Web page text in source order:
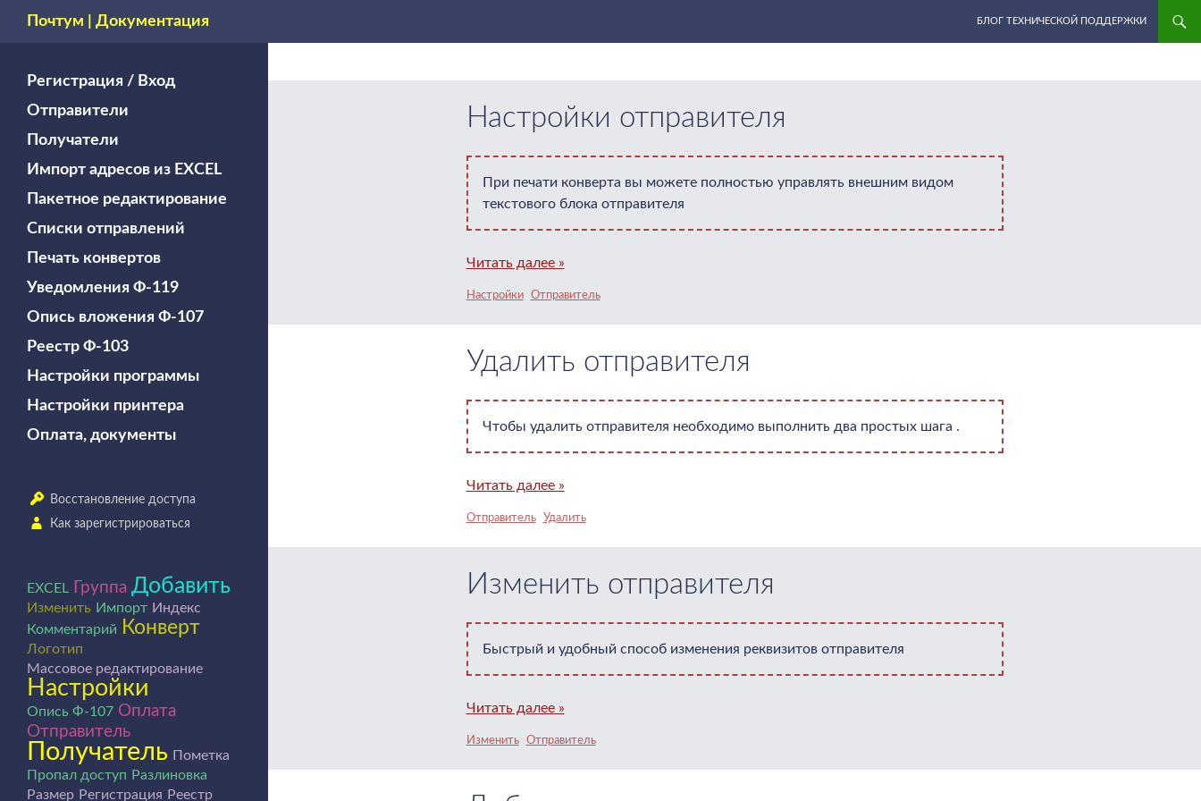
Почтум | Документация
БЛОГ ТЕХНИЧЕСКОЙ ПОДДЕРЖКИ
Настройки отправителя
При печати конверта вы можете полностью управлять внешним видом
текстового блока отправителя
Читать далее »
Настройки Отправитель
Удалить отправителя
Чтобы удалить отправителя необходимо выполнить два простых шага .
Читать далее »
Отправитель Удалить
Изменить отправителя
Быстрый и удобный способ изменения реквизитов отправителя
Читать далее »
Изменить Отправитель
Регистрация / Вход
Отправители
Получатели
Импорт адресов из EXCEL
Пакетное редактирование
Списки отправлений
Печать конвертов
Уведомления Ф-119
Опись вложения Ф-107
Реестр Ф-103
Настройки программы
Настройки принтера
Оплата, документы
Восстановление доступа
Как зарегистрироваться
EXCEL Группа Добавить
Изменить Импорт Индекс
Комментарий
Конверт
Логотип
Массовое редактирование
Настройки
Опись Ф-107 Оплата
Отправитель
Получатель Пометка
Пропал доступ Разлиновка
Размер Регистрация Реестр